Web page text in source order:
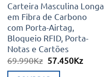
Carteira Masculina Longa
em Fibra de Carbono
com Porta-Airtag,
Bloqueio RFID, Porta-
Notas e Cartões
69.990Kz O
57.450KzO